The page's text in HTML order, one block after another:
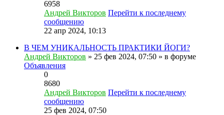
6958
Андрей Викторов Перейти к последнему
сообщению
22 апр 2024, 10:13
В ЧЕМ УНИКАЛЬНОСТЬ ПРАКТИКИ ЙОГИ?
Андрей Викторов » 25 фев 2024, 07:50 » в форуме
Объявления
0
8680
Андрей Викторов Перейти к последнему
сообщению
25 фев 2024, 07:50